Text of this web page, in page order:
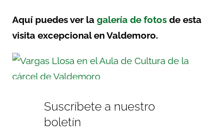
Aquí puedes ver la galería de fotos de esta
visita excepcional en Valdemoro.
Suscríbete a nuestro
boletín